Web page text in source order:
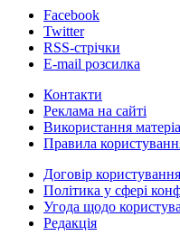
Facebook
Twitter
RSS-стрічки
E-mail розсилка
Контакти
Реклама на сайті
Використання
Правила
Договір
Політика у сфері
Угода щодо
Редакція